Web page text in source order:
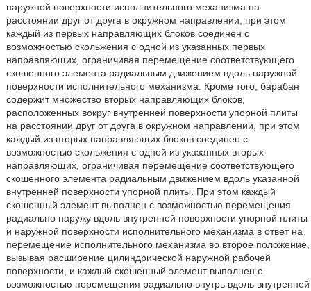
наружной поверхности исполнительного механизма на
расстоянии друг от друга в окружном направлении, при этом
каждый из первых направляющих блоков соединен с
возможностью скольжения с одной из указанных первых
направляющих, ограничивая перемещение соответствующего
скошенного элемента радиальным движением вдоль наружной
поверхности исполнительного механизма. Кроме того, барабан
содержит множество вторых направляющих блоков,
расположенных вокруг внутренней поверхности упорной плиты
на расстоянии друг от друга в окружном направлении, при этом
каждый из вторых направляющих блоков соединен с
возможностью скольжения с одной из указанных вторых
направляющих, ограничивая перемещение соответствующего
скошенного элемента радиальным движением вдоль указанной
внутренней поверхности упорной плиты. При этом каждый
скошенный элемент выполнен с возможностью перемещения
радиально наружу вдоль внутренней поверхности упорной плиты
и наружной поверхности исполнительного механизма в ответ на
перемещение исполнительного механизма во второе положение,
вызывая расширение цилиндрической наружной рабочей
поверхности, и каждый скошенный элемент выполнен с
возможностью перемещения радиально внутрь вдоль внутренней